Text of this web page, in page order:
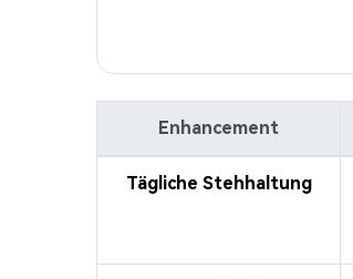
Enhancement
Tägliche Stehhaltung